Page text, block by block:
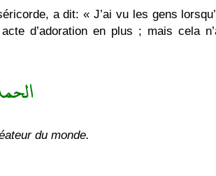
a dit: « J’ai vu les gens
d’adoration en plus ; mais cela
du monde.